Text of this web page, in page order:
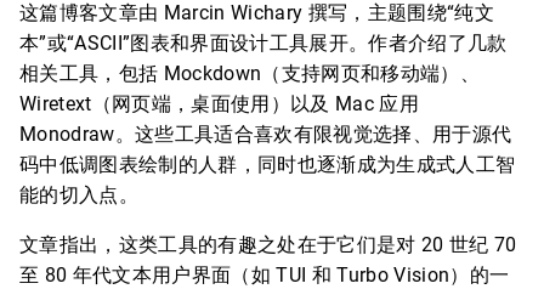
这篇博客文章由 Marcin Wichary 撰写，主题围绕“纯文
本”或“ASCII”图表和界面设计工具展开。作者介绍了几款
相关工具，包括 Mockdown（支持网页和移动端）、
Wiretext（网页端，桌面使用）以及 Mac 应用
Monodraw。这些工具适合喜欢有限视觉选择、用于源代
码中低调图表绘制的人群，同时也逐渐成为生成式人工智
能的切入点。
文章指出，这类工具的有趣之处在于它们是对 20 世纪 70
至 80 年代文本用户界面（如 TUI 和 Turbo Vision）的一